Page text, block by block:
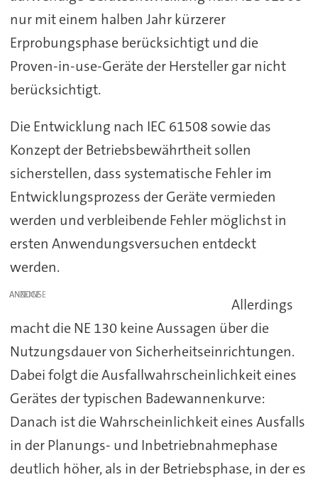
nur mit einem halben Jahr kürzerer
Erprobungsphase berücksichtigt und die
Proven-in-use-Geräte der Hersteller gar nicht
berücksichtigt.
Die Entwicklung nach IEC 61508 sowie das
Konzept der Betriebsbewährtheit sollen
sicherstellen, dass systematische Fehler im
Entwicklungsprozess der Geräte vermieden
werden und verbleibende Fehler möglichst in
ersten Anwendungsversuchen entdeckt
werden.
ANZEIGE
Allerdings
macht die NE 130 keine Aussagen über die
Nutzungsdauer von Sicherheitseinrichtungen.
Dabei folgt die Ausfallwahrscheinlichkeit eines
Gerätes der typischen Badewannenkurve:
Danach ist die Wahrscheinlichkeit eines Ausfalls
in der Planungs- und Inbetriebnahmephase
deutlich höher, als in der Betriebsphase, in der es